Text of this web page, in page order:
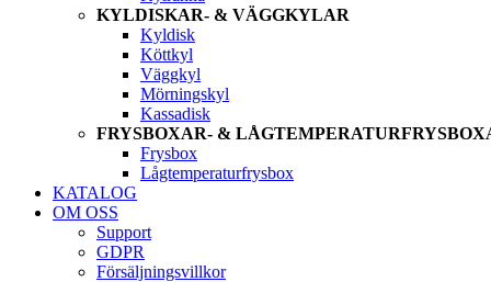
KYLDISKAR- & VÄGGKYLAR
Kyldisk
Köttkyl
Väggkyl
Mörningskyl
Kassadisk
FRYSBOXAR- &
Frysbox
Lågtemperaturfrysbox
KATALOG
OM OSS
Support
GDPR
Försäljningsvillkor